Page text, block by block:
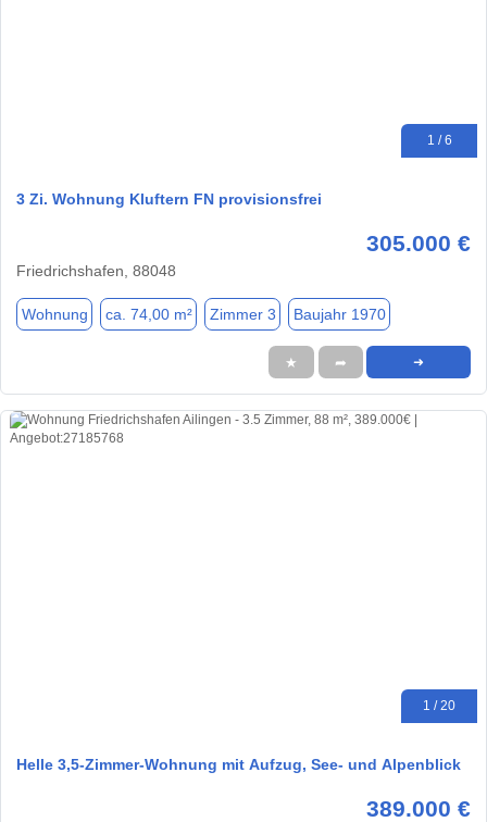
1 / 6
3 Zi. Wohnung Kluftern FN provisionsfrei
305.000 €
Friedrichshafen, 88048
Wohnung ca. 74,00 m² Zimmer 3 Baujahr 1970
★ ➦ ➜
1 / 20
Helle 3,5-Zimmer-Wohnung mit Aufzug, See- und Alpenblick
389.000 €